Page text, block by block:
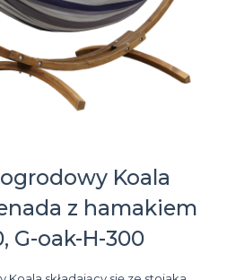
Koala
z hamakiem
G-oak-H-300